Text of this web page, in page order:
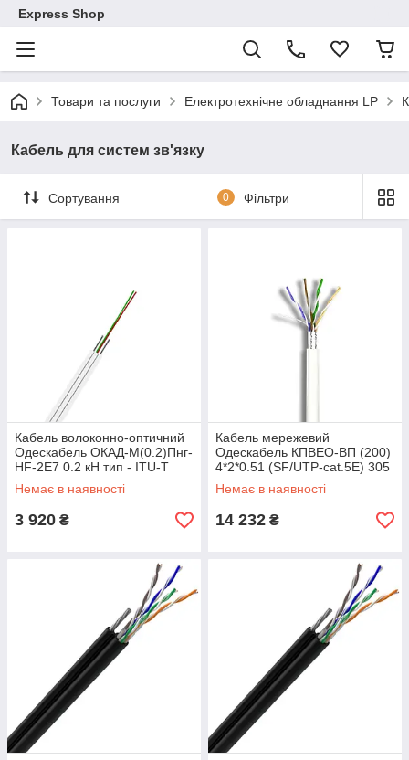
Express Shop
Товари та послуги Електротехнічне обладнання LP
Кабель для систем зв'язку
Сортування 0 Фільтри
Кабель волоконно-оптичний
Одескабель ОКАД-М(0.2)Пнг-
HF-2Е7 0.2 кН тип - ITU-T
G.652 D упаковка - Бухта
Немає в наявності
3 920 ₴
Кабель мережевий
Одескабель КПВЕО-ВП (200)
4*2*0.51 (SF/UTP-cat.5E) 305
м Тип - FTP Вага - 13.7 кг
Немає в наявності
14 232 ₴